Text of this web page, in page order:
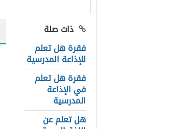
ذات صلة
فقرة هل تعلم
للإذاعة المدرسية
فقرة هل تعلم
في الإذاعة
المدرسية
هل تعلم عن